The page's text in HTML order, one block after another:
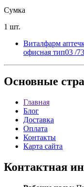
Сумка
1 шт.
Виталфарм
офисная тип03 /
Основные
Главная
Блог
Доставка
Оплата
Контакты
Карта сайта
Контактная